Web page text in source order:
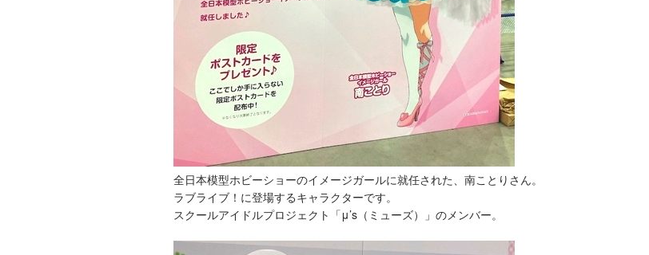
全日本模型ホビーショーのイメージガールに就任された、南ことりさん。
ラブライブ！に登場するキャラクターです。
スクールアイドルプロジェクト「μ’s（ミューズ）」のメンバー。